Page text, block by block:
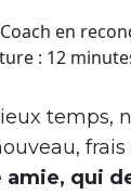
Coach en
: 12
temps,
qui